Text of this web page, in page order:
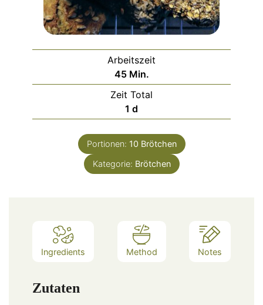
Arbeitszeit
45Minuten
Min.
Zeit Total
1 day
d
Portionen: 10 Brötchen
Kategorie: Brötchen
Ingredients Method Notes
Zutaten